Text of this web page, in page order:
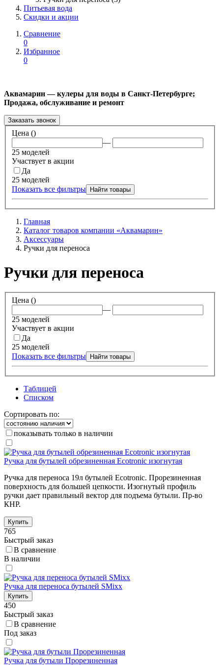
Питьевая вода
Скидки и акции
Сравнение
0
Избранное
0
Аквамарин — кулеры для воды в Санкт-Петербурге;
Продажа, обслуживание и ремонт
Заказать звонок
Цена ()
—
25 моделей
Участвует в акции
Да
25 моделей
Показать все фильтры
Найти товары
Главная
Каталог товаров компании «Аквамарин»
Аксессуары
Ручки для переноса
Ручки для переноса
Цена ()
—
25 моделей
Участвует в акции
Да
25 моделей
Показать все фильтры Найти товары
Таблицей
Списком
Сортировать по:
показывать только в наличии
Ручка для бутылей обрезиненная Ecotronic изогнутая
Ручка для переноса 19л бутылей Ecotronic. Прорезиненная
поверхность для большей цепкости. Изогнутый профиль
ручки дает правильный вектор для подъема бутыли. Пр-во
КНР.
Купить
765
Быстрый заказ
В сравнение
В наличии
Ручка для переноса бутылей SMixx
Купить
450
Быстрый заказ
В сравнение
Под заказ
Ручка для бутыли Прорезиненная